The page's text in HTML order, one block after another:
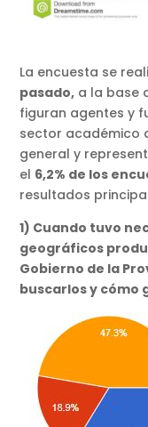
La encuesta se
pasado, a la base
figuran agentes y
sector académico
general y
el 6,2% de los
resultados
1) Cuando tuvo
geográficos
Gobierno de la
buscarlos y cómo